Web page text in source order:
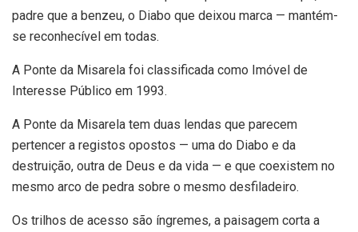
padre que a benzeu, o Diabo que deixou marca — mantém-
se reconhecível em todas.
A Ponte da Misarela foi classificada como Imóvel de
Interesse Público em 1993.
A Ponte da Misarela tem duas lendas que parecem
pertencer a registos opostos — uma do Diabo e da
destruição, outra de Deus e da vida — e que coexistem no
mesmo arco de pedra sobre o mesmo desfiladeiro.
Os trilhos de acesso são íngremes, a paisagem corta a